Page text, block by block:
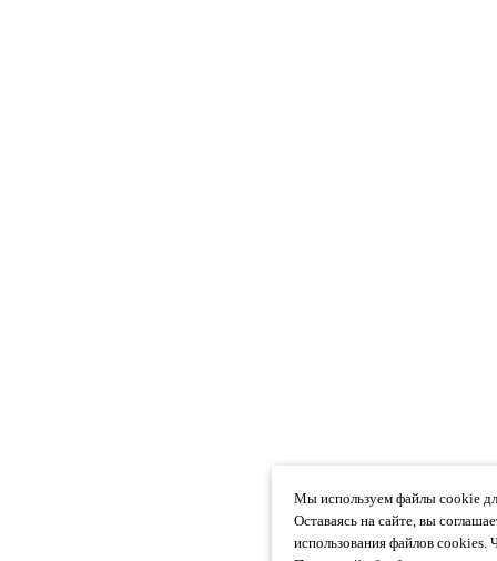
Мы используем файлы cookie
Оставаясь на сайте, вы
использования файлов cookies.